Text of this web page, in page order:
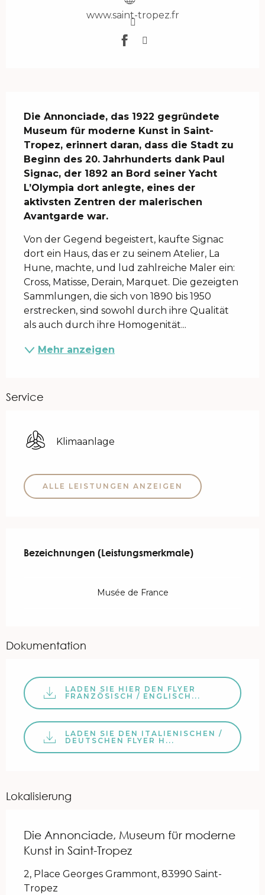
www.saint-tropez.fr
Die Annonciade, das 1922 gegründete
Museum für moderne Kunst in Saint-
Tropez, erinnert daran, dass die Stadt zu
Beginn des 20. Jahrhunderts dank Paul
Signac, der 1892 an Bord seiner Yacht
L’Olympia dort anlegte, eines der
aktivsten Zentren der malerischen
Avantgarde war.
Von der Gegend begeistert, kaufte Signac
dort ein Haus, das er zu seinem Atelier, La
Hune, machte, und lud zahlreiche Maler ein:
Cross, Matisse, Derain, Marquet. Die gezeigten
Sammlungen, die sich von 1890 bis 1950
erstrecken, sind sowohl durch ihre Qualität
als auch durch ihre Homogenität...
Mehr anzeigen
Service
Klimaanlage
ALLE LEISTUNGEN ANZEIGEN
Bezeichnungen (Leistungsmerkmale)
Bezeichnungen (Leistungsmerkmale)
Musée de France
Dokumentation
LADEN SIE HIER DEN FLYER
FRANZÖSISCH / ENGLISCH...
LADEN SIE DEN ITALIENISCHEN /
DEUTSCHEN FLYER H...
Lokalisierung
Die Annonciade, Museum für moderne
Kunst in Saint-Tropez
2, Place Georges Grammont, 83990 Saint-
Tropez